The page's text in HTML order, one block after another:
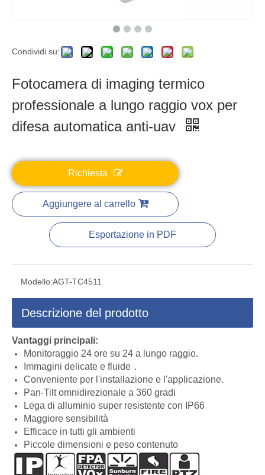
Condividi su:
Fotocamera di imaging termico
professionale a lungo raggio vox per
difesa automatica anti-uav
Richiesta
Aggiungere al carrello
Esportazione in PDF
Modello:AGT-TC4511
Descrizione del prodotto
Vantaggi principali:
Monitoraggio 24 ore su 24 a lungo raggio.
Immagini delicate e fluide．
Conveniente per l'installazione e l'applicazione.
Pan-Tilt omnidirezionale a 360 gradi
Lega di alluminio super resistente con IP66
Maggiore sensibilità
Efficace in tutti gli ambienti
Piccole dimensioni e peso contenuto